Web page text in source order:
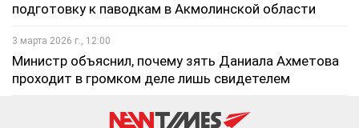
подготовку к паводкам в Акмолинской области
3 марта 2026 г., 12:00
Министр объяснил, почему зять Даниала Ахметова
проходит в громком деле лишь свидетелем